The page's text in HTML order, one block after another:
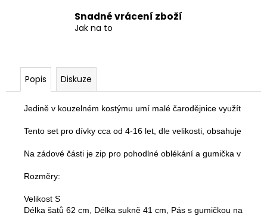
Snadné vrácení zboží
Jak na to
Popis Diskuze
Jedině v kouzelném kostýmu umí malé čarodějnice využít své
Tento set pro dívky cca od 4-16 let, dle velikosti, obsahuje šaty,
Na zádové části je zip pro pohodlné oblékání a gumička v pase
Rozměry:
Velikost S
Délka šatů 62 cm, Délka sukně 41 cm, Pás s gumičkou na